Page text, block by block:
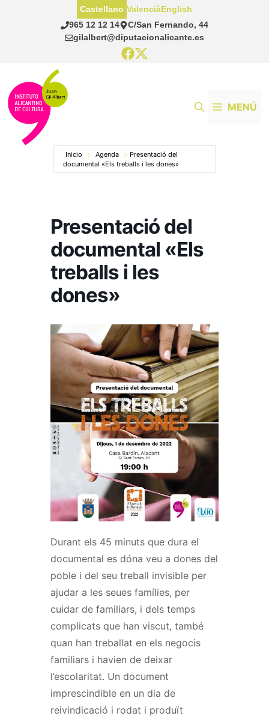
965 12 12 14
C/San Fernando, 44
gilalbert@diputacionalicante.es
Castellano ValenciàEnglish
MENÚ
Inicio Agenda
Presentació del
documental «Els treballs i les dones»
Presentació del
documental «Els
treballs i les
dones»
Durant els 45 minuts que dura el
documental es dóna veu a dones del
poble i del seu treball invisible per
ajudar a les seues famílies, per
cuidar de familiars, i dels temps
complicats que han viscut, també
quan han treballat en els negocis
familiars i havien de deixar
l’escolaritat. Un document
imprescindible en un dia de
reivindicació i rodat i produït